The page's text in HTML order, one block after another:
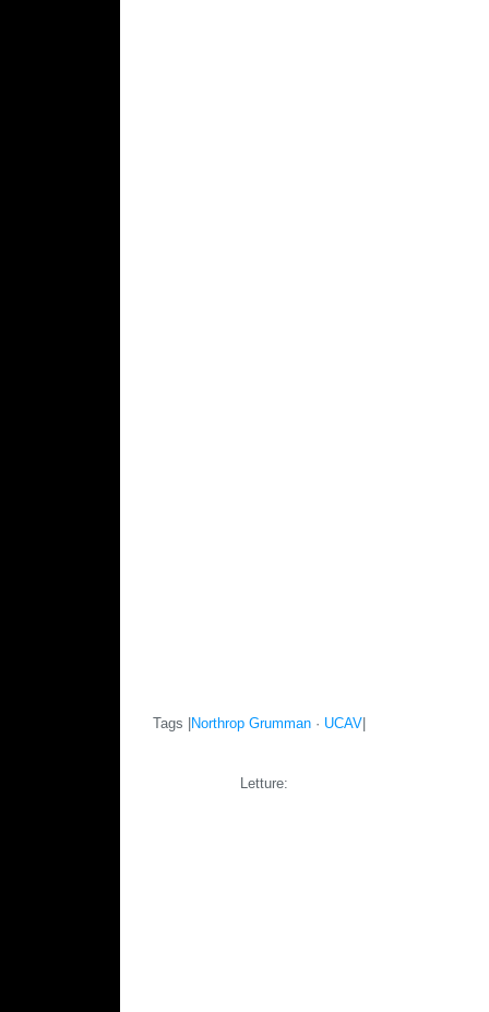
Tags | Northrop Grumman · UCAV
Letture: